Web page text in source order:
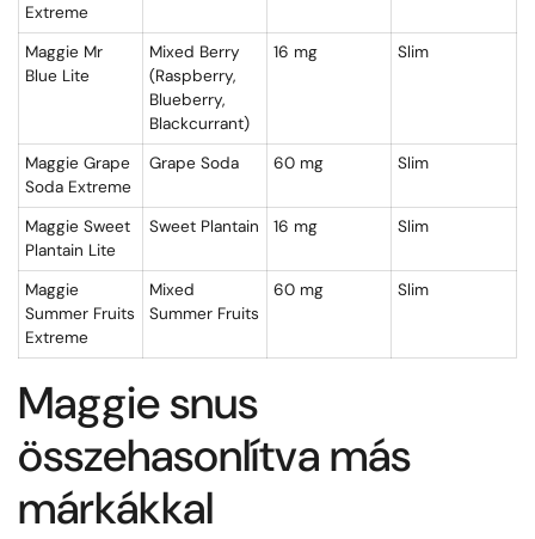
Extreme
Maggie Mr
Blue Lite
Mixed Berry
(Raspberry,
Blueberry,
Blackcurrant)
16 mg Slim
Maggie Grape
Soda Extreme
Grape Soda 60 mg Slim
Maggie Sweet
Plantain Lite
Sweet Plantain 16 mg Slim
Maggie
Summer Fruits
Extreme
Mixed
Summer Fruits
60 mg Slim
Maggie snus
összehasonlítva más
márkákkal